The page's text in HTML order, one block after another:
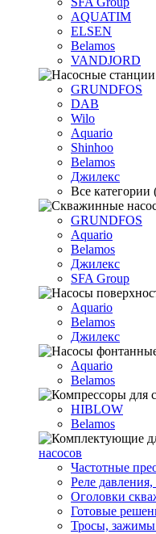
AQUATIM
ELSEN
Belamos
VANDJORD
GRUNDFOS
DAB
Wilo
Aquario
Shinhoo
Belamos
Джилекс
Все категории
GRUNDFOS
Aquario
Belamos
Джилекс
SFA Group
Aquario
Belamos
Джилекс
Aquario
Belamos
HIBLOW
Belamos
насосов
Частотные
Реле давления,
Оголовки
Готовые
Тросы, зажимы